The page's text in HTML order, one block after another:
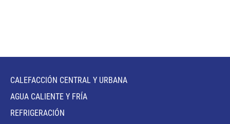
CALEFACCIÓN CENTRAL Y URBANA
AGUA CALIENTE Y FRÍA
REFRIGERACIÓN